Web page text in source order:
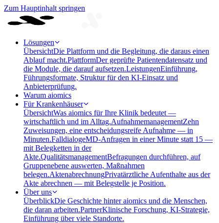
Zum Hauptinhalt springen
Lösungen
ÜbersichtDie Plattform und die Begleitung, die daraus einen
Ablauf macht.PlattformDer geprüfte Patientendatensatz und
die Module, die darauf aufsetzen.LeistungenEinführung,
Führungsformate, Struktur für den KI-Einsatz und
Anbieterprüfung.
Warum aiomics
Für Krankenhäuser
ÜbersichtWas aiomics für Ihre Klinik bedeutet —
wirtschaftlich und im Alltag.AufnahmemanagementZehn
Zuweisungen, eine entscheidungsreife Aufnahme — in
Minuten.FalldialogeMD-Anfragen in einer Minute statt 15 —
mit Belegketten in der
Akte.QualitätsmanagementBefragungen durchführen, auf
Gruppenebene auswerten, Maßnahmen
belegen.AktenabrechnungPrivatärztliche Aufenthalte aus der
Akte abrechnen — mit Belegstelle je Position.
Über uns
ÜberblickDie Geschichte hinter aiomics und die Menschen,
die daran arbeiten.PartnerKlinische Forschung, KI-Strategie,
Einführung über viele Standorte.